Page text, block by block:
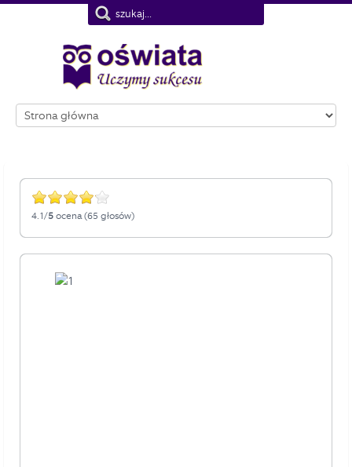
4.1/5ocena (65 głosów)
Nie pokazuj więcej tego komunikatu